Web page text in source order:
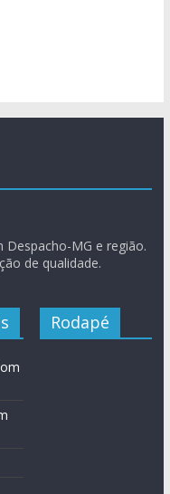
Despacho-MG e região.
de qualidade.
Rodapé